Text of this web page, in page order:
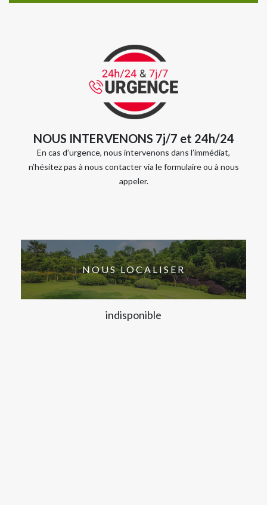
NOUS INTERVENONS 7j/7 et 24h/24
En cas d’urgence, nous intervenons dans l’immédiat,
n’hésitez pas à nous contacter via le formulaire ou à nous
appeler.
NOUS LOCALISER
indisponible